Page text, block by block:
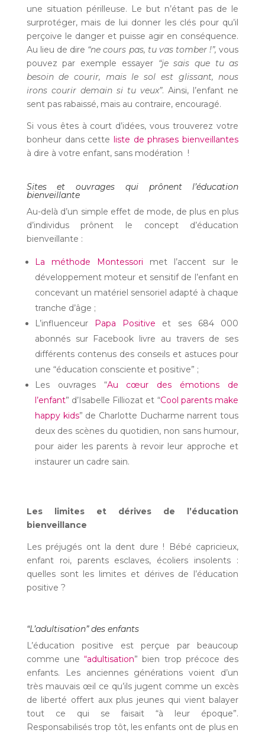
une situation périlleuse. Le but n’étant pas de le
surprotéger, mais de lui donner les clés pour qu’il
perçoive le danger et puisse agir en conséquence.
Au lieu de dire “ne cours pas, tu vas tomber !”, vous
pouvez par exemple essayer“je sais que tu as
besoin de courir, mais le sol est glissant, nous
irons courir demain si tu veux”. Ainsi, l’enfant ne
sent pas rabaissé, mais au contraire, encouragé.
Si vous êtes à court d’idées, vous trouverez votre
bonheur dans cette liste de phrases bienveillantes
à dire à votre enfant, sans modération !
Sites et ouvrages qui prônent l’éducation
bienveillante
Au-delà d’un simple effet de mode, de plus en plus
d’individus prônent le concept d’éducation
bienveillante :
La méthode Montessori met l’accent sur le
développement moteur et sensitif de l’enfant en
concevant un matériel sensoriel adapté à chaque
tranche d’âge ;
L’influenceur Papa Positive et ses 684 000
abonnés sur Facebook livre au travers de ses
différents contenus des conseils et astuces pour
une “éducation consciente et positive” ;
Les ouvrages “Au cœur des émotions de
l’enfant” d’Isabelle Filliozat et “Cool parents make
happy kids” de Charlotte Ducharme narrent tous
deux des scènes du quotidien, non sans humour,
pour aider les parents à revoir leur approche et
instaurer un cadre sain.
Les limites et dérives de l’éducation
bienveillance
Les préjugés ont la dent dure ! Bébé capricieux,
enfant roi, parents esclaves, écoliers insolents :
quelles sont les limites et dérives de l’éducation
positive ?
“L’adultisation” des enfants
L’éducation positive est perçue par beaucoup
comme une“adultisation” bien trop précoce des
enfants. Les anciennes générations voient d’un
très mauvais œil ce qu’ils jugent comme un excès
de liberté offert aux plus jeunes qui vient balayer
tout ce qui se faisait “à leur époque”.
Responsabilisés trop tôt, les enfants ont de plus en